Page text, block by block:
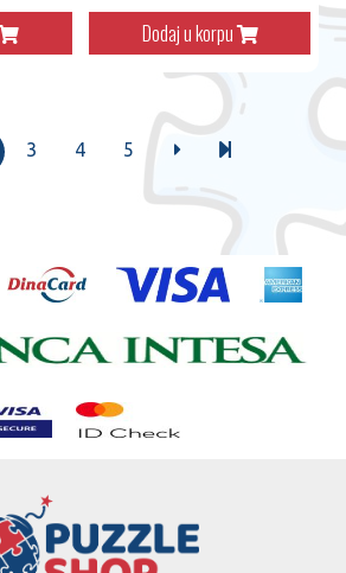
Dodaj u korpu
3 4 5